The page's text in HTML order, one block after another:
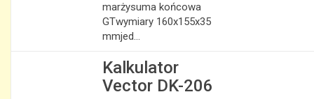
marżysuma końcowa
GTwymiary 160x155x35
mmjed...
Kalkulator
Vector DK-206